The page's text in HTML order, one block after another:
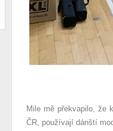
Mile mě překvapilo, že
ČR, používají dánští